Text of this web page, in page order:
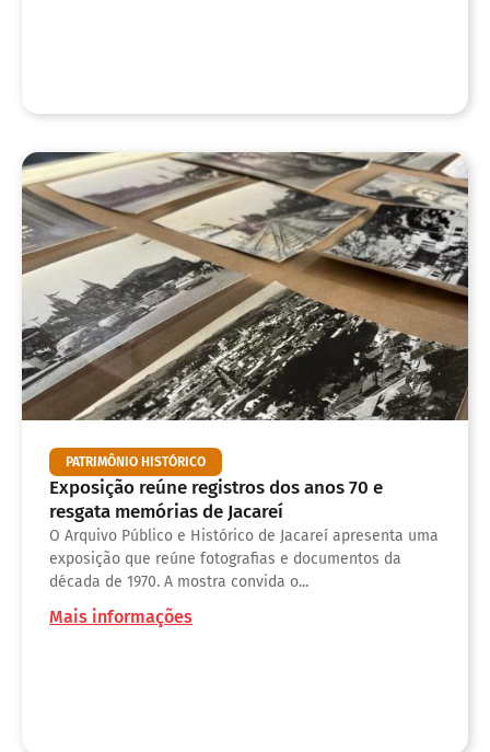
PATRIMÔNIO HISTÓRICO
Exposição reúne registros dos anos 70 e
resgata memórias de Jacareí
O Arquivo Público e Histórico de Jacareí apresenta uma
exposição que reúne fotografias e documentos da
década de 1970. A mostra convida o...
Mais informações